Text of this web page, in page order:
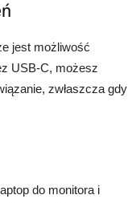
jest możliwość
USB-C, możesz
zwłaszcza gdy
do monitora i